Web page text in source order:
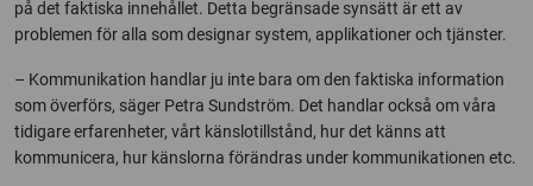
på det faktiska innehållet. Detta begränsade synsätt är ett av
problemen för alla som designar system, applikationer och tjänster.
– Kommunikation handlar ju inte bara om den faktiska information
som överförs, säger Petra Sundström. Det handlar också om våra
tidigare erfarenheter, vårt känslotillstånd, hur det känns att
kommunicera, hur känslorna förändras under kommunikationen etc.